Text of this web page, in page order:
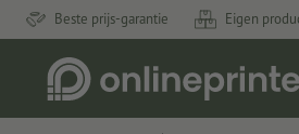
Beste prijs-garantie Eigen